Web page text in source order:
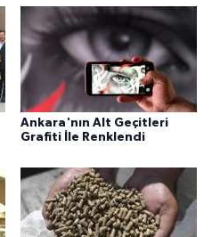
Ankara'nın Alt Geçitleri
Grafiti İle Renklendi